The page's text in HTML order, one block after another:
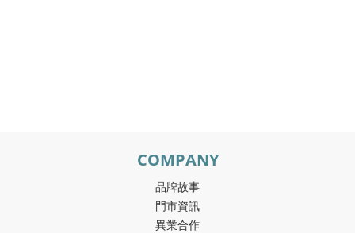
COMPANY
品牌故事
門市資訊
異業合作